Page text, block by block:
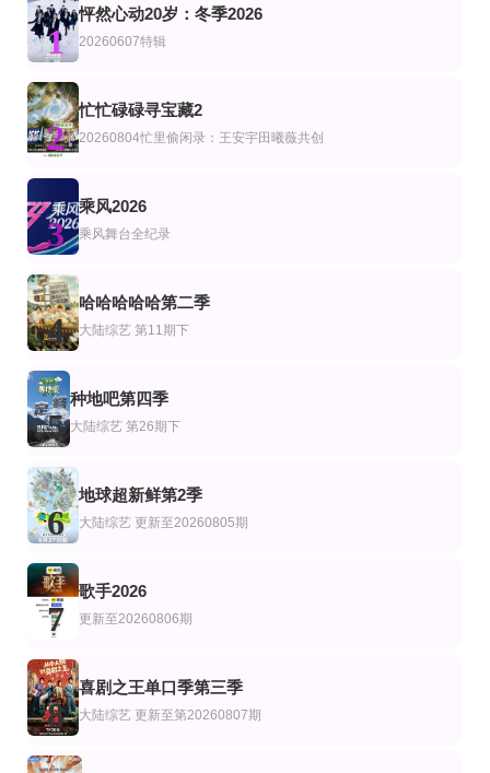
更新至20260807(第2期加更)
一饭封神2026
第6集
英国值得一试
第20260731期
花少世界树奇遇派对
第11期完结
兔子洞
完结
伴我左右Stand BI Me
第4集
中国古代悲情战神
更新至20260807(第1期陪看上)
心动的信号第九季
薛凯琪,杨超越,代旭,杜海涛,张纯烨
第3期
生活的N次方 第2季
宋丹丹,王子文,赵宝刚,朱雨辰,高露,白百何,贺刚,任重
更新至20260806期
脱口秀和Ta的朋友们 第3季
第8集完结
Alan Chen Stokes,Alex Chen Stokes
更新至第20260805期
第04期
第100集完结
20260807第2期加更
谢霆锋,张勇,郑永麒,陈晓卿,李诞,屈雨瑜,杨艳彬,黎子安
第10集完结
1
怦然心动20岁：冬季2026
20260607特辑
2
忙忙碌碌寻宝藏2
20260804忙里偷闲录：王安宇田曦薇共创
3
乘风2026
乘风舞台全纪录
4
哈哈哈哈哈第二季
大陆综艺 第11期下
5
种地吧第四季
大陆综艺 第26期下
6
地球超新鲜第2季
大陆综艺 更新至20260805期
7
歌手2026
更新至20260806期
8
喜剧之王单口季第三季
大陆综艺 更新至第20260807期